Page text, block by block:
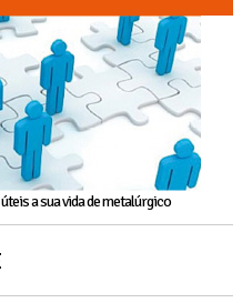
a sua vida de metalúrgico